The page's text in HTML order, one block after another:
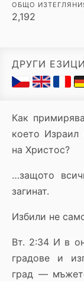
ОБЩО
2,192
ДРУГИ ЕЗИЦИ
Как
което
на Христос?
…защото
загинат.
Избили не
Вт. 2:34 И в
градове и
град —